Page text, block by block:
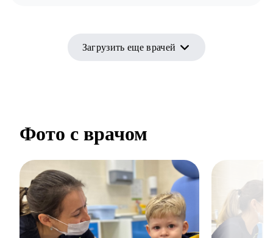
Загрузить еще врачей
Фото с врачом